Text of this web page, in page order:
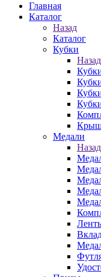
Главная
Каталог
Назад
Каталог
Кубки
Назад
Медали
Назад